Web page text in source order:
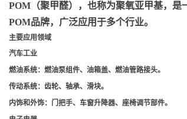
POM（聚甲醛）
，也称为聚氧亚甲基，是
POM品牌，广泛应用于多个行业。
主要应用领域
汽车工业
燃油系统：燃油泵组件、油箱盖、燃油管路接头。
传动系统：齿轮、轴承、滑块。
内饰和外饰：门把手、车窗升降器、座椅调节部件。